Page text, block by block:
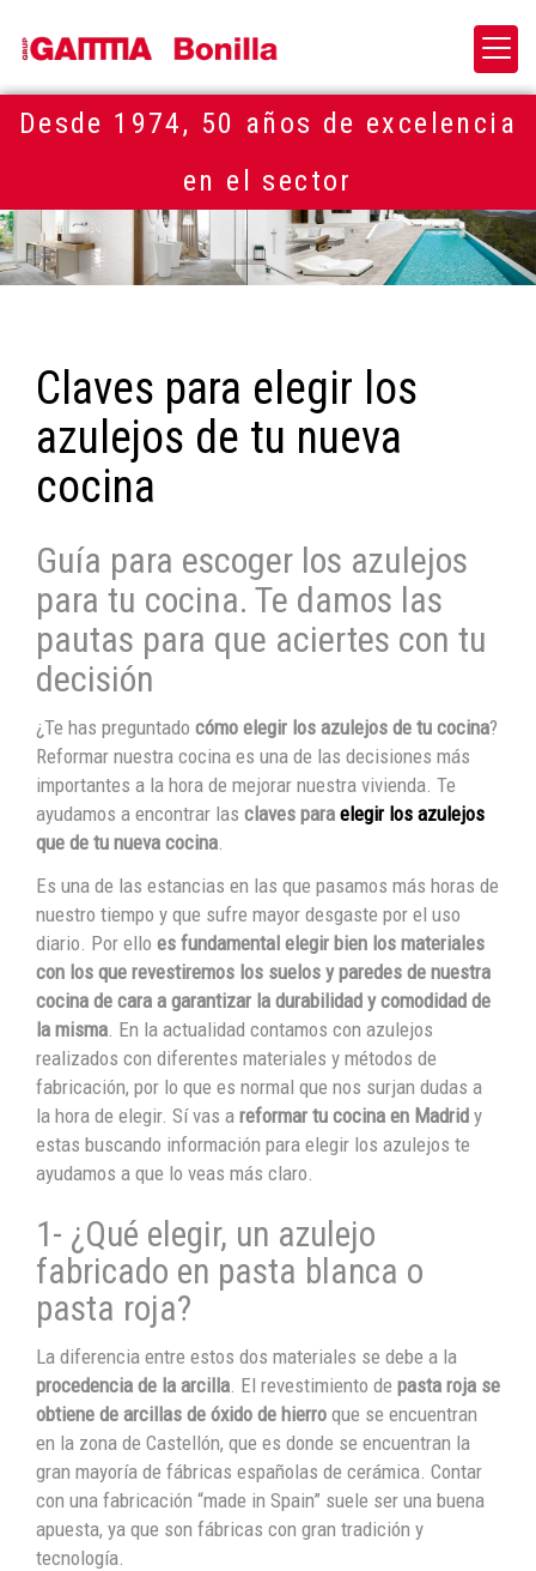
Desde 1974, 50 años de excelencia
en el sector
Claves para elegir los
azulejos de tu nueva
cocina
Guía para escoger los azulejos
para tu cocina. Te damos las
pautas para que aciertes con tu
decisión
¿Te has preguntado cómo elegir los azulejos de tu cocina?
Reformar nuestra cocina es una de las decisiones más
importantes a la hora de mejorar nuestra vivienda. Te
ayudamos a encontrar las claves para elegir los azulejos
que de tu nueva cocina.
Es una de las estancias en las que pasamos más horas de
nuestro tiempo y que sufre mayor desgaste por el uso
diario. Por ello es fundamental elegir bien los materiales
con los que revestiremos los suelos y paredes de nuestra
cocina de cara a garantizar la durabilidad y comodidad de
la misma. En la actualidad contamos con azulejos
realizados con diferentes materiales y métodos de
fabricación, por lo que es normal que nos surjan dudas a
la hora de elegir. Sí vas a reformar tu cocina en Madrid y
estas buscando información para elegir los azulejos te
ayudamos a que lo veas más claro.
1- ¿Qué elegir, un azulejo
fabricado en pasta blanca o
pasta roja?
La diferencia entre estos dos materiales se debe a la
procedencia de la arcilla. El revestimiento de pasta roja se
obtiene de arcillas de óxido de hierro que se encuentran
en la zona de Castellón, que es donde se encuentran la
gran mayoría de fábricas españolas de cerámica. Contar
con una fabricación “made in Spain” suele ser una buena
apuesta, ya que son fábricas con gran tradición y
tecnología.